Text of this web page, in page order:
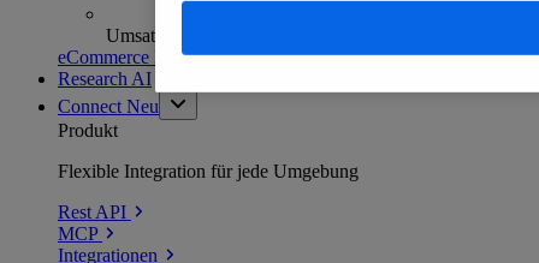
Umsatzanalysen und -prognosen
eCommerce Insights entdecken
Research AI
Connect Neu
Produkt
Flexible Integration für jede Umgebung
Rest API
MCP
Integrationen